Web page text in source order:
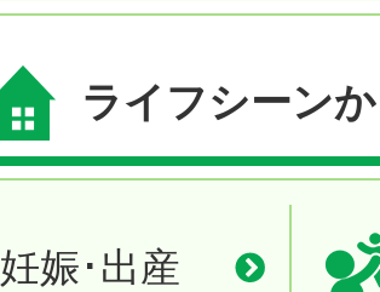
ライフシーン
妊娠･出産